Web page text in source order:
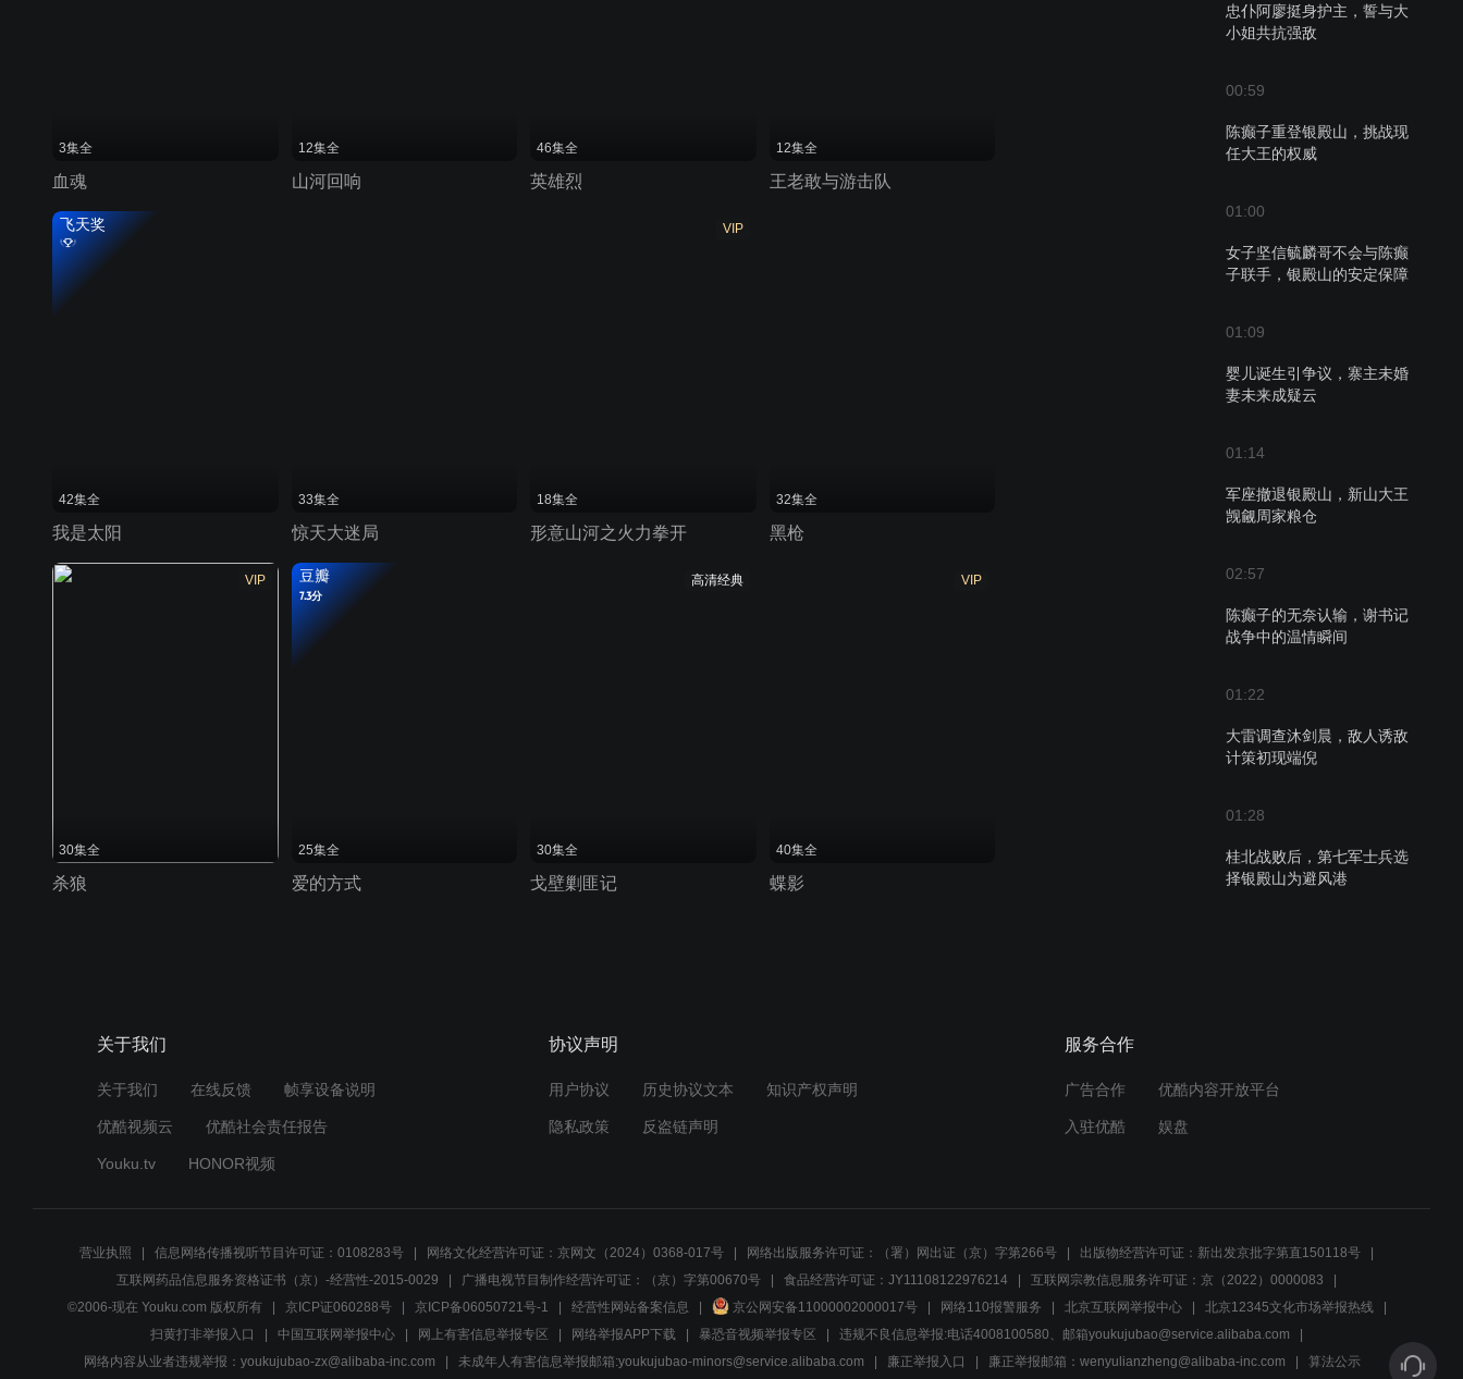
忠仆阿廖挺身护主，誓与大
小姐共抗强敌
00:59
陈癫子重登银殿山，挑战现
任大王的权威
01:00
女子坚信毓麟哥不会与陈癫
子联手，银殿山的安定保障
01:09
婴儿诞生引争议，寨主未婚
妻未来成疑云
01:14
军座撤退银殿山，新山大王
觊觎周家粮仓
02:57
陈癫子的无奈认输，谢书记
战争中的温情瞬间
01:22
大雷调查沐剑晨，敌人诱敌
计策初现端倪
01:28
桂北战败后，第七军士兵选
择银殿山为避风港
军座坚守战场，孤军奋战誓
02:41
大雷决绝一战，姐妹温情共
渡难关
3集全
血魂
12集全
山河回响
46集全
英雄烈
12集全
王老敢与游击队
飞天奖
42集全
我是太阳
33集全
惊天大迷局
VIP
18集全
形意山河之火力拳开
32集全
黑枪
VIP
30集全
杀狼
豆瓣
7.3分
25集全
爱的方式
高清经典
30集全
戈壁剿匪记
VIP
40集全
蝶影
关于我们
关于我们 在线反馈 帧享设备说明
优酷视频云 优酷社会责任报告
Youku.tv HONOR视频
协议声明
用户协议 历史协议文本 知识产权声明
隐私政策 反盗链声明
服务合作
广告合作 优酷内容开放平台
入驻优酷 娱盘
营业执照 信息网络传播视听节目许可证：0108283号 网络文化经营许可证：京网文（2024）0368-017号 网络出版服务许可证：（署）网出证（京）字第266号
出版物经营许可证：新出发京批字第直150118号
互联网药品信息服务资格证书（京）-经营性-2015-0029
广播电视节目制作经营许可证：（京）字第00670号 食品经营许可证：JY11108122976214
互联网宗教信息服务许可证：京（2022）0000083
©2006-现在 Youku.com 版权所有
京ICP证060288号 京ICP备06050721号-1 经营性网站备案信息 京公网安备11000002000017号 网络110报警服务 北京互联网举报中心
北京12345文化市场举报热线
扫黄打非举报入口
中国互联网举报中心 网上有害信息举报专区 网络举报APP下载 暴恐音视频举报专区
违规不良信息举报:电话4008100580、邮箱youkujubao@service.alibaba.com
网络内容从业者违规举报：youkujubao-zx@alibaba-inc.com
未成年人有害信息举报邮箱:youkujubao-minors@service.alibaba.com 廉正举报入口 廉正举报邮箱：wenyulianzheng@alibaba-inc.com 算法公示